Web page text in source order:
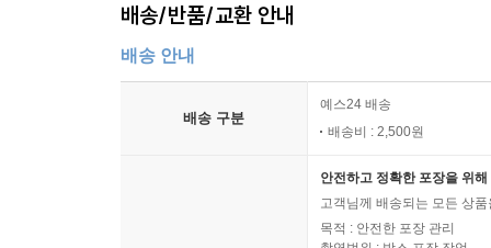
배송/반품/교환 안내
배송 안내
배송 구분
예스24 배송
배송비 : 2,500원
안전하고 정확한 포장을 위
고객님께 배송되는 모든 상
목적 : 안전한 포장 관리